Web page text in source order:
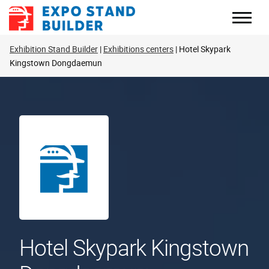
Zum
Inhalt
Exhibition Stand Builder Exhibitions centers Hotel Skypark
Kingstown Dongdaemun
Hotel Skypark Kingstown